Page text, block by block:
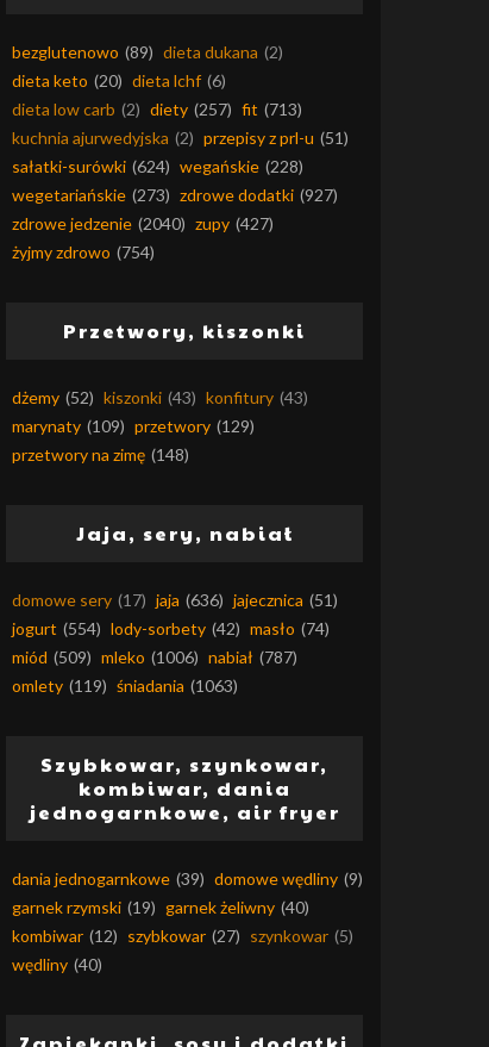
bezglutenowo (89) dieta dukana (2)
dieta keto (20) dieta lchf (6)
dieta low carb (2) diety (257) fit (713)
kuchnia ajurwedyjska (2) przepisy z prl-u (51)
sałatki-surówki (624) wegańskie (228)
wegetariańskie (273) zdrowe dodatki (927)
zdrowe jedzenie (2040) zupy (427)
żyjmy zdrowo (754)
Przetwory, kiszonki
dżemy (52) kiszonki (43) konfitury (43)
marynaty (109) przetwory (129)
przetwory na zimę (148)
Jaja, sery, nabiał
domowe sery (17) jaja (636) jajecznica (51)
jogurt (554) lody-sorbety (42) masło (74)
miód (509) mleko (1006) nabiał (787)
omlety (119) śniadania (1063)
Szybkowar, szynkowar,
kombiwar, dania
jednogarnkowe, air fryer
dania jednogarnkowe (39) domowe wędliny (9)
garnek rzymski (19) garnek żeliwny (40)
kombiwar (12) szybkowar (27) szynkowar (5)
wędliny (40)